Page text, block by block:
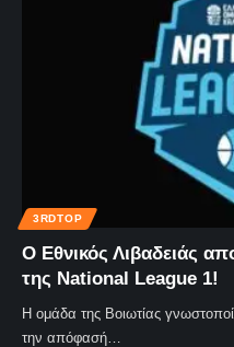
3RDTOP
Ο Εθνικός Λιβαδειάς
της National League 1!
Η ομάδα της Βοιωτίας
την απόφασή…